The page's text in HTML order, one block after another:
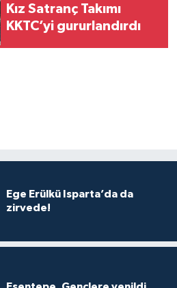
Kız Satranç Takımı
KKTC’yi gururlandırdı
Ege Erülkü Isparta’da da
zirvede!